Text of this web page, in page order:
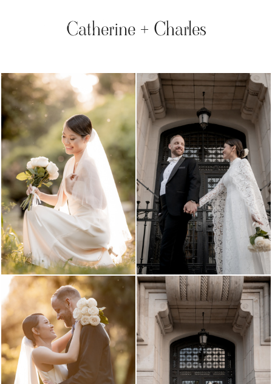
Catherine + Charles